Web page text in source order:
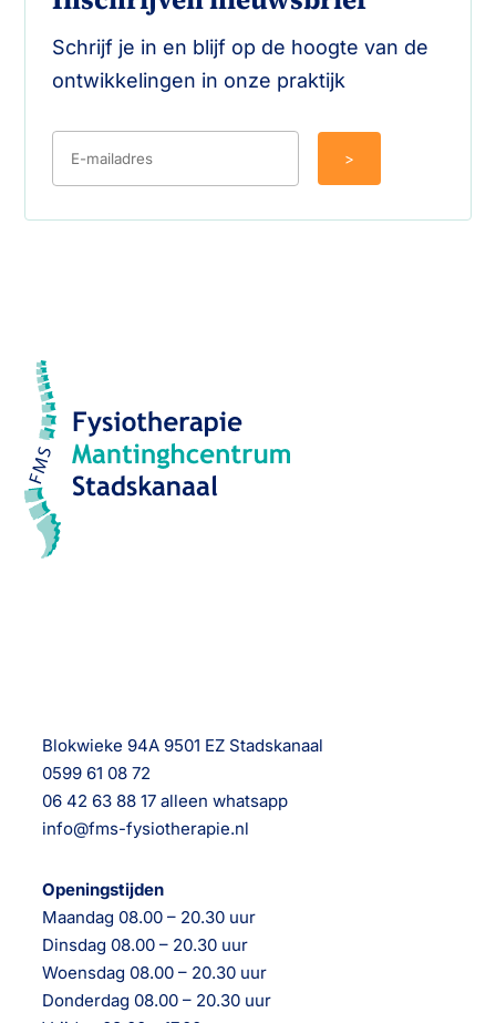
Schrijf je in en blijf op de hoogte van de
ontwikkelingen in onze praktijk
Blokwieke 94A 9501 EZ Stadskanaal
0599 61 08 72
06 42 63 88 17 alleen whatsapp
info@fms-fysiotherapie.nl
Openingstijden
Maandag 08.00 – 20.30 uur
Dinsdag 08.00 – 20.30 uur
Woensdag 08.00 – 20.30 uur
Donderdag 08.00 – 20.30 uur